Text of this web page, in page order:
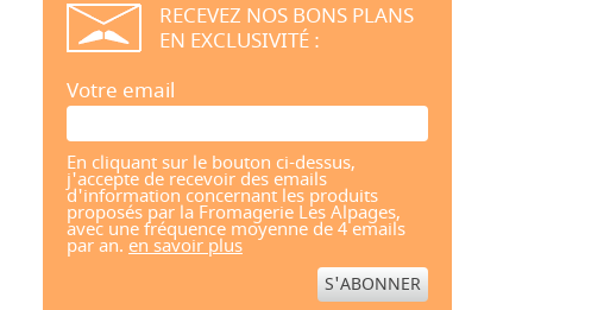
RECEVEZ NOS BONS PLANS
EN EXCLUSIVITÉ :
Votre email
En cliquant sur le bouton ci-dessus,
j'accepte de recevoir des emails
d'information concernant les produits
proposés par la Fromagerie Les Alpages,
avec une fréquence moyenne de 4 emails
par an. en savoir plus